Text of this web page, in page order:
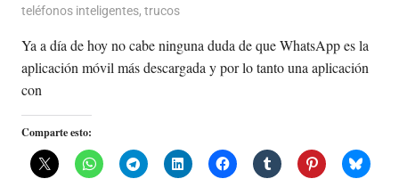
teléfonos inteligentes, trucos
Ya a día de hoy no cabe ninguna duda de que WhatsApp es la
aplicación móvil más descargada y por lo tanto una aplicación
con
Comparte esto: